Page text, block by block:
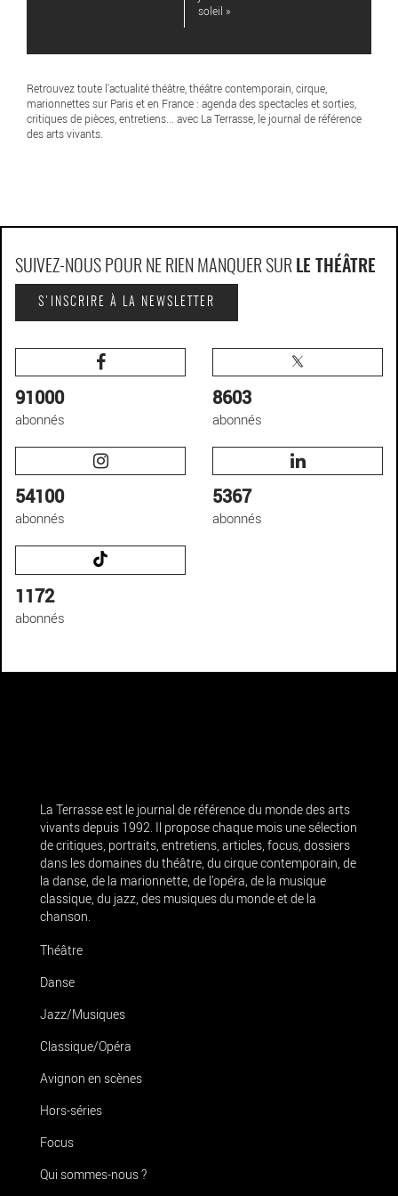
soleil »
Retrouvez toute l'actualité théâtre, théâtre contemporain, cirque,
marionnettes sur Paris et en France : agenda des spectacles et sorties,
critiques de pièces, entretiens... avec La Terrasse, le journal de référence
des arts vivants.
SUIVEZ-NOUS POUR NE RIEN MANQUER SUR LE THÉÂTRE
S'INSCRIRE À LA NEWSLETTER
91000
abonnés
8603
abonnés
54100
abonnés
5367
abonnés
1172
abonnés
La Terrasse est le journal de référence du monde des arts
vivants depuis 1992. Il propose chaque mois une sélection
de critiques, portraits, entretiens, articles, focus, dossiers
dans les domaines du théâtre, du cirque contemporain, de
la danse, de la marionnette, de l’opéra, de la musique
classique, du jazz, des musiques du monde et de la
chanson.
Théâtre
Danse
Jazz/Musiques
Classique/Opéra
Avignon en scènes
Hors-séries
Focus
Qui sommes-nous ?